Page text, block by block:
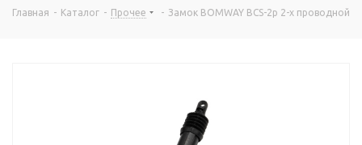
Главная - Каталог - Прочее - Замок BOMWAY BCS-2р 2-х проводной